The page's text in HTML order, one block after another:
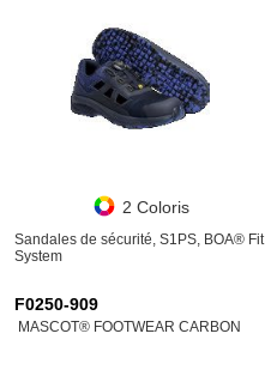
2 Coloris
Sandales de sécurité, S1PS, BOA® Fit
System
F0250-909
MASCOT® FOOTWEAR CARBON